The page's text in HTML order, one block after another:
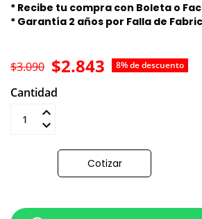
* Recibe tu compra con Boleta o
* Garantía 2 años por Falla de
$2.843 8% de descuento
$3.090
Cantidad
Cotizar